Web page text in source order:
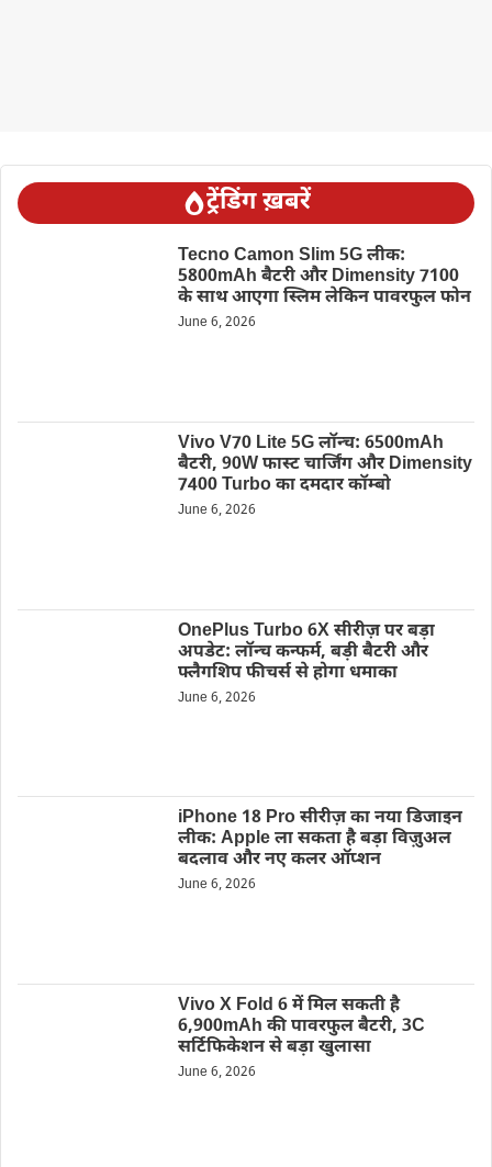
ट्रेंडिंग ख़बरें
Tecno Camon Slim 5G लीक:
5800mAh बैटरी और Dimensity 7100
के साथ आएगा स्लिम लेकिन पावरफुल फोन
June 6, 2026
Vivo V70 Lite 5G लॉन्च: 6500mAh
बैटरी, 90W फास्ट चार्जिंग और Dimensity
7400 Turbo का दमदार कॉम्बो
June 6, 2026
OnePlus Turbo 6X सीरीज़ पर बड़ा
अपडेट: लॉन्च कन्फर्म, बड़ी बैटरी और
फ्लैगशिप फीचर्स से होगा धमाका
June 6, 2026
iPhone 18 Pro सीरीज़ का नया डिजाइन
लीक: Apple ला सकता है बड़ा विज़ुअल
बदलाव और नए कलर ऑप्शन
June 6, 2026
Vivo X Fold 6 में मिल सकती है
6,900mAh की पावरफुल बैटरी, 3C
सर्टिफिकेशन से बड़ा खुलासा
June 6, 2026